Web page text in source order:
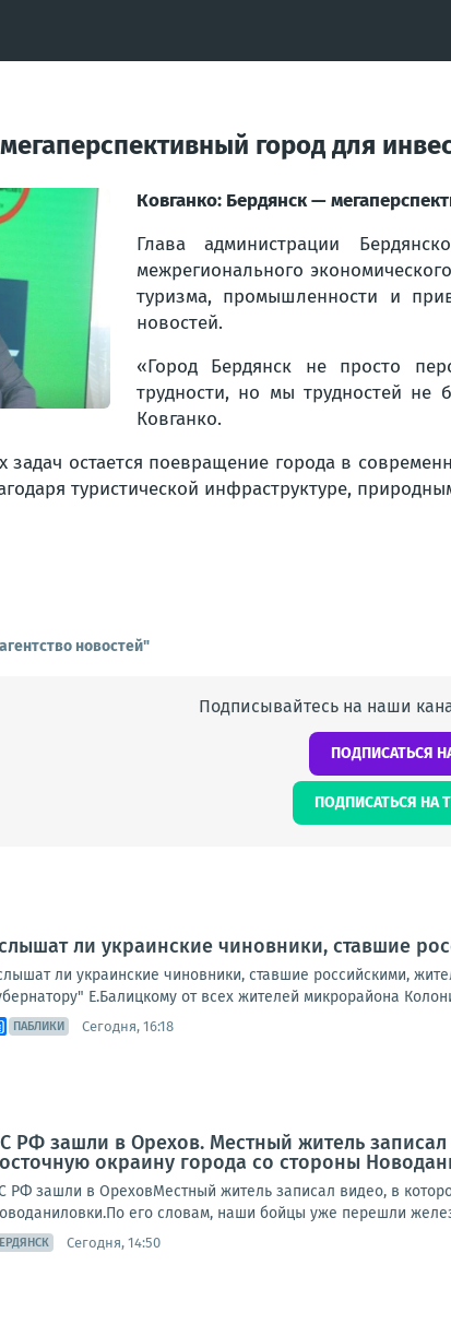
город для
Ковганко: Бердянск —
Глава администрации
межрегионального
туризма, промышленности и
новостей.
«Город Бердянск не просто
трудности, но мы трудностей
Ковганко.
остается поевращение города в
туристической инфраструктуре,
новостей"
Подписывайтесь на наши
ПОДПИСАТЬСЯ
ПОДПИСАТЬСЯ НА
ли украинские чиновники, ставшие
ли украинские чиновники, ставшие российскими,
Е.Балицкому от всех жителей микрорайона
ПАБЛИКИ Сегодня, 16:18
РФ зашли в Орехов. Местный житель
окраину города со стороны
РФ зашли в ОреховМестный житель записал видео, в
его словам, наши бойцы уже перешли
Сегодня, 14:50